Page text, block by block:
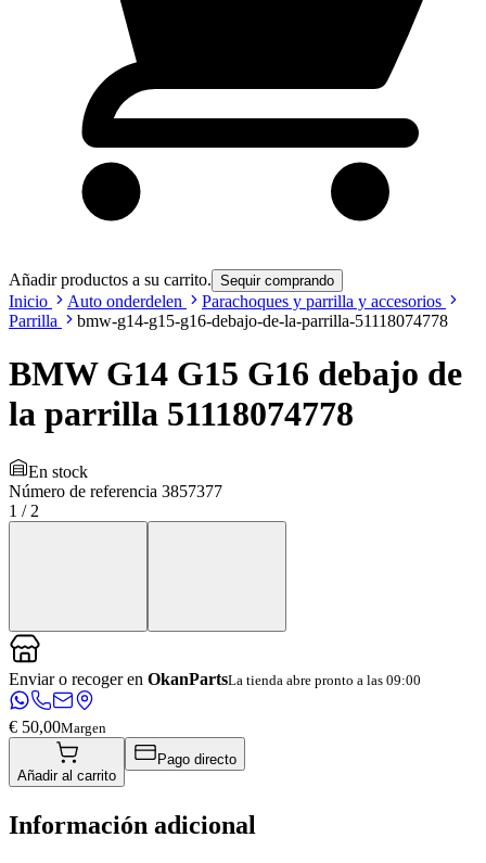
Añadir productos a su carrito. Sequir comprando
Inicio Auto onderdelen
Parachoques y parrilla y accesorios
Parrilla
bmw-g14-g15-g16-debajo-de-la-parrilla-51118074778
BMW G14 G15 G16 debajo de
la parrilla 51118074778
En stock
Número de referencia 3857377
1 / 2
Enviar o recoger en OkanPartsLa tienda abre pronto a las 09:00
€ 50,00Margen
Añadir al carrito
Pago directo
Información adicional